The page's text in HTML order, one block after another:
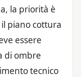
la priorità è
piano cottura
essere
di ombre
tecnico